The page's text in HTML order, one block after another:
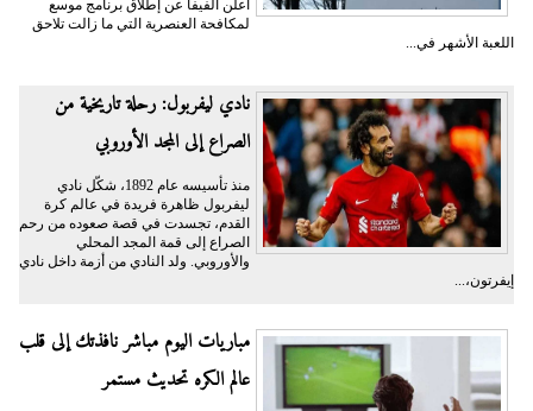
أعلن الفيفا عن إطلاق برنامج موسع
لمكافحة العنصرية التي ما زالت تلاحق
اللعبة الأشهر في...
نادي ليفربول: رحلة تاريخية من
الصراع إلى المجد الأوروبي
منذ تأسيسه عام 1892، شكّل نادي
ليفربول ظاهرة فريدة في عالم كرة
القدم، تجسدت في قصة صعوده من رحم
الصراع إلى قمة المجد المحلي
والأوروبي. ولد النادي من أزمة داخل نادي
إيفرتون،...
مباريات اليوم مباشر نافذتك إلى قلب
عالم الكره تحديث مستمر